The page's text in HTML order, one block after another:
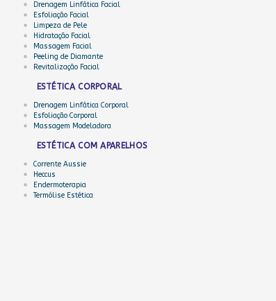
Drenagem Linfática Facial
Esfoliação Facial
Limpeza de Pele
Hidratação Facial
Massagem Facial
Peeling de Diamante
Revitalização Facial
ESTÉTICA CORPORAL
Drenagem Linfática Corporal
Esfoliação Corporal
Massagem Modeladora
ESTÉTICA COM APARELHOS
Corrente Aussie
Heccus
Endermoterapia
Termólise Estética